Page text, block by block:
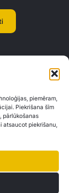
piemēram,
Piekrišana šīm
pārlūkošanas
atsaucot piekrišanu,
Mazjumpravas
vairākām bankām un
finanšu risinājumus,
iespējām.